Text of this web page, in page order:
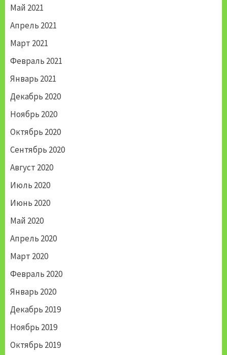
Май 2021
Апрель 2021
Март 2021
Февраль 2021
Январь 2021
Декабрь 2020
Ноябрь 2020
Октябрь 2020
Сентябрь 2020
Август 2020
Июль 2020
Июнь 2020
Май 2020
Апрель 2020
Март 2020
Февраль 2020
Январь 2020
Декабрь 2019
Ноябрь 2019
Октябрь 2019